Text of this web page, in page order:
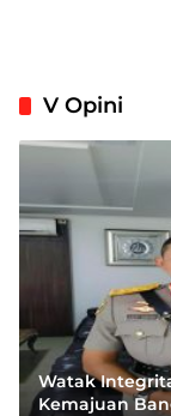
V Opini
Watak
Kemajuan